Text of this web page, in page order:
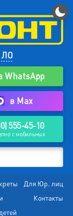
ЛО
WhatsApp
в Max
555-45-10
с мобильных
Для Юр. лиц
Контакты